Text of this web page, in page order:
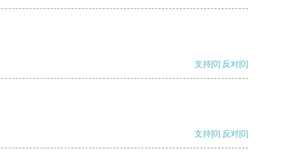
支持[0] 反对[0]
支持[0] 反对[0]